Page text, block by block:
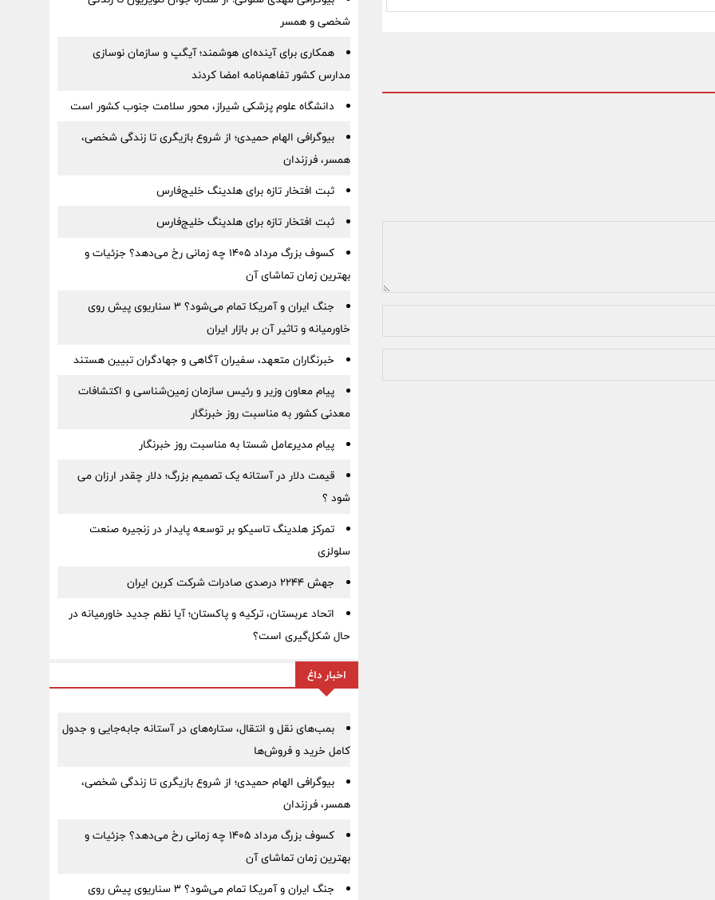
شخصی و همسر
همکاری برای آینده‌ای هوشمند؛ آیگپ و سازمان نوسازی
مدارس کشور تفاهم‌نامه امضا کردند
دانشگاه علوم پزشکی شیراز، محور سلامت جنوب کشور است
بیوگرافی الهام حمیدی؛ از شروع بازیگری تا زندگی شخصی،
همسر، فرزندان
ثبت افتخار تازه برای هلدینگ خلیج‌فارس
ثبت افتخار تازه برای هلدینگ خلیج‌فارس
کسوف بزرگ مرداد ۱۴۰۵ چه زمانی رخ می‌دهد؟ جزئیات و
بهترین زمان تماشای آن
جنگ ایران و آمریکا تمام می‌شود؟ ۳ سناریوی پیش روی
خاورمیانه و تاثیر آن بر بازار ایران
خبرنگاران متعهد، سفیران آگاهی و جهادگران تبیین هستند
پیام معاون وزیر و رئیس سازمان زمین‌شناسی و اکتشافات
معدنی کشور به مناسبت روز خبرنگار
پیام مدیرعامل شستا به مناسبت روز خبرنگار
قیمت دلار در آستانه یک تصمیم بزرگ؛ دلار چقدر ارزان می
شود ؟
تمرکز هلدینگ تاسیکو بر توسعه پایدار در زنجیره صنعت
سلولزی
جهش ۲۲۴۴ درصدی صادرات شرکت کربن ایران
اتحاد عربستان، ترکیه و پاکستان؛ آیا نظم جدید خاورمیانه در
حال شکل‌گیری است؟
اخبار داغ
بمب‌های نقل و انتقال، ستاره‌های در آستانه جابه‌جایی و جدول
کامل خرید و فروش‌ها
بیوگرافی الهام حمیدی؛ از شروع بازیگری تا زندگی شخصی،
همسر، فرزندان
کسوف بزرگ مرداد ۱۴۰۵ چه زمانی رخ می‌دهد؟ جزئیات و
بهترین زمان تماشای آن
جنگ ایران و آمریکا تمام می‌شود؟ ۳ سناریوی پیش روی